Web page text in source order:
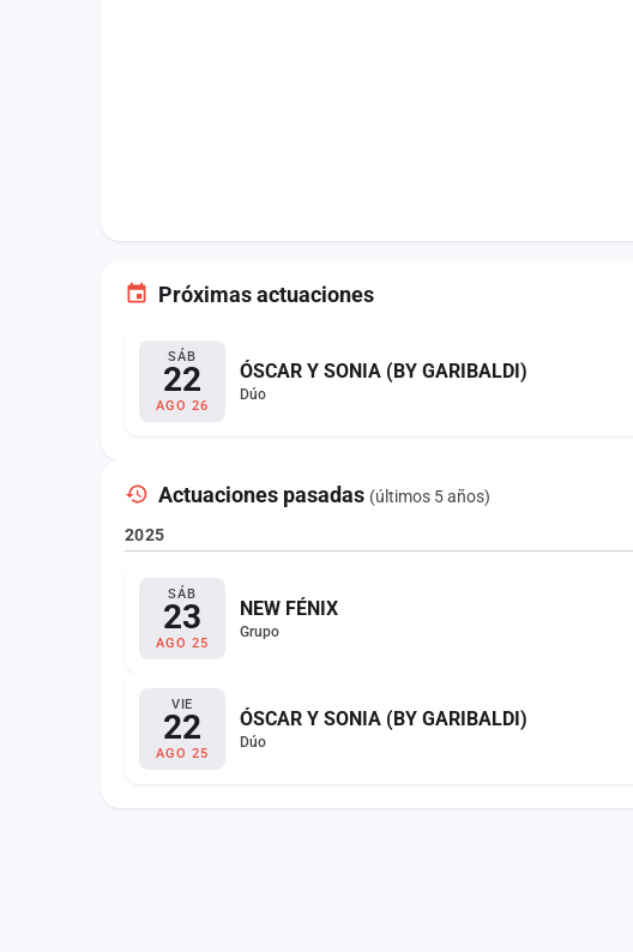
Próximas actuaciones
SÁB
22
AGO 26
ÓSCAR Y SONIA (BY GARIBALDI)
Dúo
Actuaciones pasadas (últimos 5 años)
2025
SÁB
23
AGO 25
NEW FÉNIX
Grupo
VIE
22
AGO 25
ÓSCAR Y SONIA (BY GARIBALDI)
Dúo